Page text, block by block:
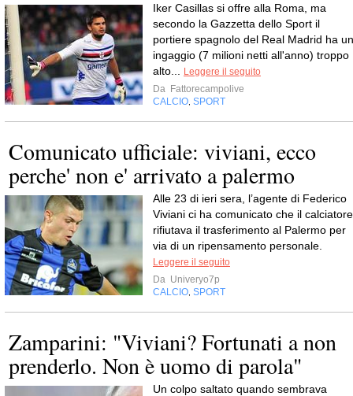
Iker Casillas si offre alla Roma, ma
secondo la Gazzetta dello Sport il
portiere spagnolo del Real Madrid ha un
ingaggio (7 milioni netti all'anno) troppo
alto...
Leggere il seguito
Da Fattorecampolive
CALCIO SPORT
Comunicato ufficiale: viviani, ecco
perche' non e' arrivato a palermo
Alle 23 di ieri sera, l’agente di Federico
Viviani ci ha comunicato che il calciatore
rifiutava il trasferimento al Palermo per
via di un ripensamento personale.
Leggere il seguito
Da Univeryo7p
CALCIO SPORT
Zamparini: "Viviani? Fortunati a non
prenderlo. Non è uomo di parola"
Un colpo saltato quando sembrava